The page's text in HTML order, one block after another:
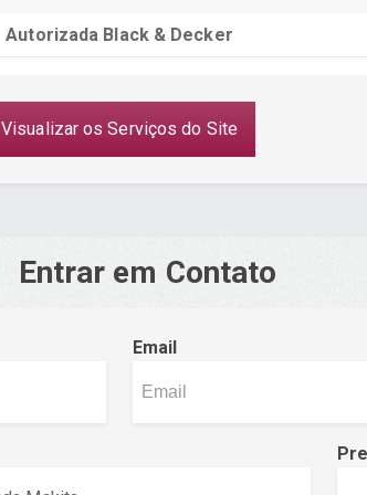
Autorizada Black & Decker
Visualizar os Serviços do Site
Entrar em Contato
Email